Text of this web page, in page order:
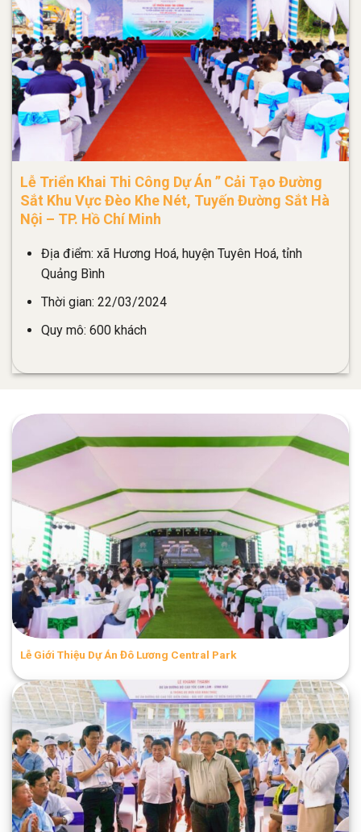
Lễ Triển Khai Thi Công Dự Án ” Cải Tạo Đường
Sắt Khu Vực Đèo Khe Nét, Tuyến Đường Sắt Hà
Nội – TP. Hồ Chí Minh
Địa điểm: xã Hương Hoá, huyện Tuyên Hoá, tỉnh
Quảng Bình
Thời gian: 22/03/2024
Quy mô: 600 khách
Lễ Giới Thiệu Dự Án Đô Lương Central Park